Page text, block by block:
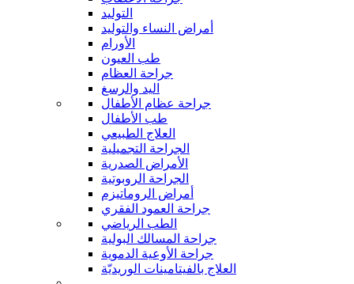
التوليد
أمراض النساء والتوليد
الأورام
طب العيون
جراحة العظام
اليد والرسغ
جراحة عظام الأطفال
طب الأطفال
العلاج الطبيعي
الجراحة التجميلية
الأمراض الصدرية
الجراحة الروبوتية
أمراض الروماتيزم
جراحة العمود الفقري
الطب الرياضي
جراحة المسالك البولية
جراحة الأوعية الدموية
العلاج بالفيتامينات الوريديّة